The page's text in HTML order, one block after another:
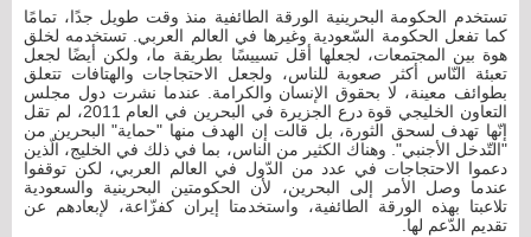
تستخدم الحكومة البحرينية الورقة الطائفية منذ وقت طويل جدًا، تمامًا
كما تفعل الحكومة السّعودية وغيرها في العالم العربي. تستخدمه لخلق
هوة بين المجتمعات، لجعلها أقل تسييسًا بطريقة ما، ولكن أيضًا لجعل
تعبئة النّاس أكثر صعوبة للناس، ولجعل الاحتجاجات والهتافات تتعلق
بطوائف معينة، لا بحقوق الإنسان والكرامة. عندما نشرت دول مجلس
التعاون الخليجي قوة درع الجزيرة في البحرين في العام 2011، لم تقل
إنّها تهدف لسحق الثورة، بل قالت إن الهدف منها "حماية" البحرين من
"التّدخل الأجنبي". وهناك الكثير من الناس، بما في ذلك في الخليج، الّذين
دعموا الاحتجاجات في عدد من الدّول في العالم العربي، لكن توقفوا
عندما وصل الأمر إلى البحرين، لأن الحكومتين البحرينية والسعودية
تلاعبتا بهذه الورقة الطائفية، واستخدمتا إيران كفزّاعة، لإبعادهم عن
تقديم الدّعم لها.